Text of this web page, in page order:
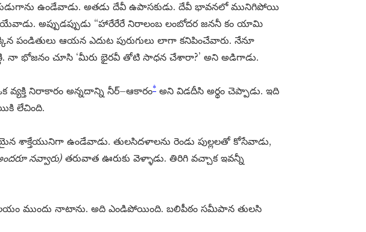
ఉండేవాడు. అతడు దేవీ ఉపాసకుడు. దేవీ భావనలో మునిగిపోయి
అప్పుడప్పుడు “హారేరేరే నిరాలంబ లంబోదర జననీ కం యామి
పండితులు ఆయన ఎదుట పురుగులు లాగా కనిపించేవారు. నేనూ
భోజనం చూసి ‘మీరు భైరవీ తోటి సాధన చేశారా?’ అని అడిగాడు.
వ్యక్తి నిరాకారం అన్నదాన్ని నీర్–ఆకారం* అని విడదీసి అర్థం చెప్పాడు. ఇది
లేచింది.
శాక్తేయునిగా ఉండేవాడు. తులసిదళాలను రెండు పుల్లలతో కోసేవాడు,
నవ్వారు) తరువాత ఊరుకు వెళ్ళాడు. తిరిగి వచ్చాక ఇవన్నీ
ముందు నాటాను. అది ఎండిపోయింది. బలిపీఠం సమీపాన తులసి